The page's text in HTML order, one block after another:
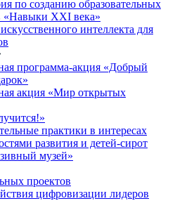
по созданию образовательных
«Навыки XXI века»
интеллекта для
программа-акция «Добрый
акция «Мир открытых
практики в интересах
развития и детей-сирот
музей»
проектов
цифровизации лидеров